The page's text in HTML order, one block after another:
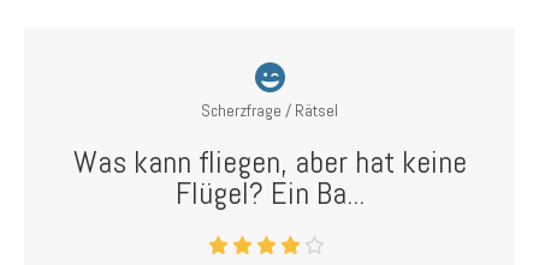
Scherzfrage / Rätsel
Was kann fliegen, aber hat keine
Flügel? Ein Ba...